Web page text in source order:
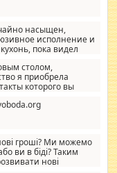
насыщен,
исполнение и
пока видел
и что главное -
удорожающих
столом,
я приобрела
которого вы
гроші? Ми можемо
ви в біді? Таким
нові